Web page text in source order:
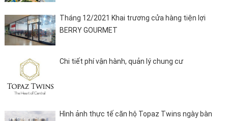
Tháng 12/2021 Khai trương cửa hàng tiện lợi
BERRY GOURMET
Chi tiết phí vận hành, quản lý chung cư
Hình ảnh thực tế căn hộ Topaz Twins ngày bàn